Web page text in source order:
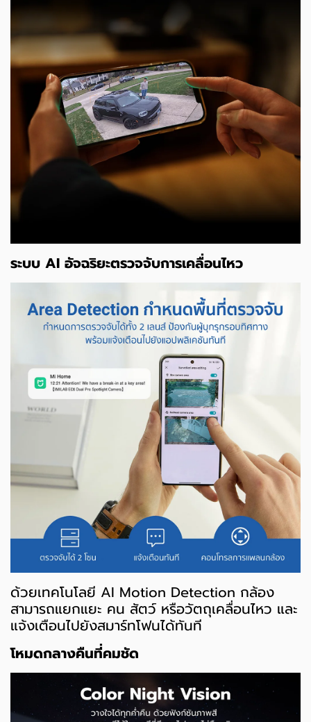
ระบบ AI อัจฉริยะตรวจจับการเคลื่อนไหว
ด้วยเทคโนโลยี AI Motion Detection กล้อง
สามารถแยกแยะ คน สัตว์ หรือวัตถุเคลื่อนไหว และ
แจ้งเตือนไปยังสมาร์ทโฟนได้ทันที
โหมดกลางคืนที่คมชัด